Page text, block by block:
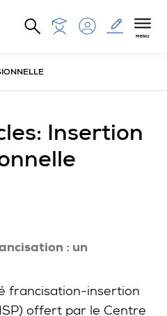
MENU
Insertion
: un
francisation-insertion
offert par le Centre